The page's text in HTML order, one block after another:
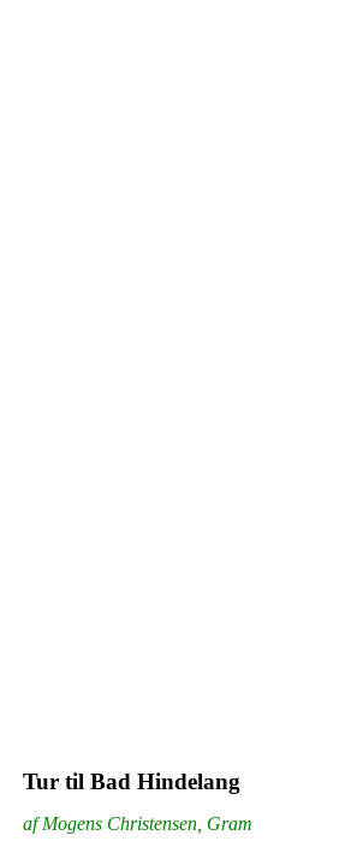
Tur til Bad Hindelang
af Mogens Christensen, Gram